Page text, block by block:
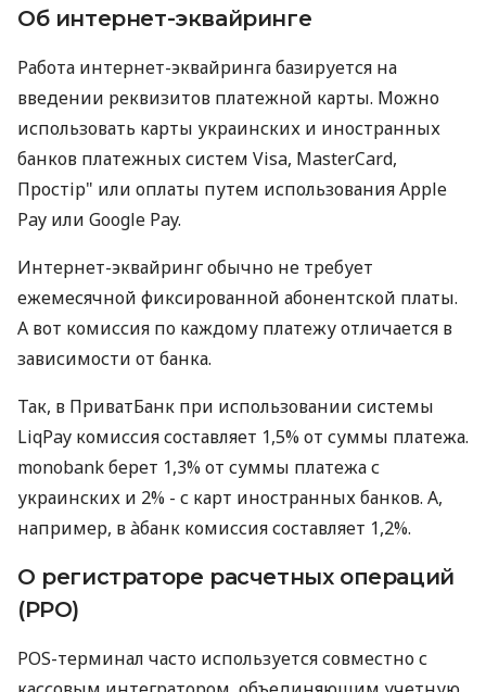
Об интернет-эквайринге
Работа интернет-эквайринга базируется на
введении реквизитов платежной карты. Можно
использовать карты украинских и иностранных
банков платежных систем Visa, MasterCard,
Простір" или оплаты путем использования Apple
Pay или Google Pay.
Интернет-эквайринг обычно не требует
ежемесячной фиксированной абонентской платы.
А вот комиссия по каждому платежу отличается в
зависимости от банка.
Так, в ПриватБанк при использовании системы
LiqPay комиссия составляет 1,5% от суммы платежа.
monobank берет 1,3% от суммы платежа с
украинских и 2% - с карт иностранных банков. А,
например, в àбанк комиссия составляет 1,2%.
О регистраторе расчетных операций
(РРО)
POS-терминал часто используется совместно с